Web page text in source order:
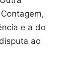
e a do
ao